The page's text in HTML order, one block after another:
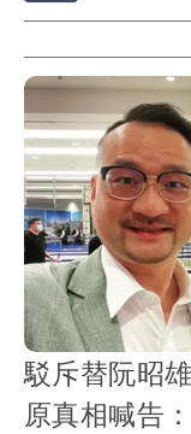
駁斥替阮昭
原真相喊告